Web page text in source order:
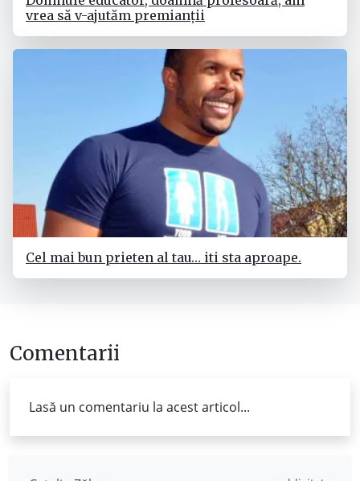
vrea să v-ajutăm premianții
Cel mai bun prieten al tau… iti sta aproape.
Comentarii
Lasă un comentariu la acest articol...